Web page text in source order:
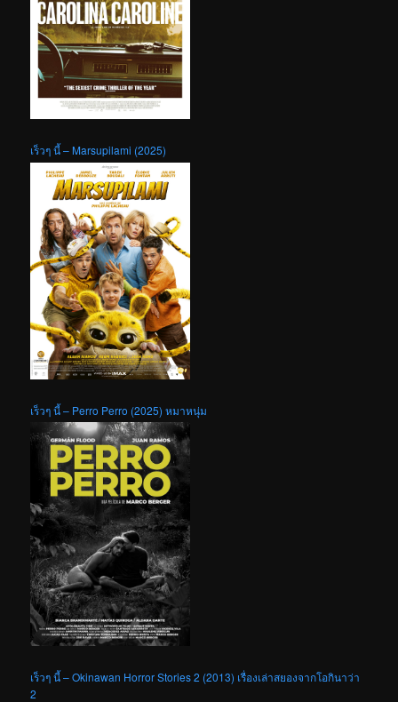
เร็วๆ นี้ – Marsupilami (2025)
เร็วๆ นี้ – Perro Perro (2025) หมาหนุ่ม
เร็วๆ นี้ – Okinawan Horror Stories 2 (2013) เรื่องเล่าสยองจากโอกินาว่า
2